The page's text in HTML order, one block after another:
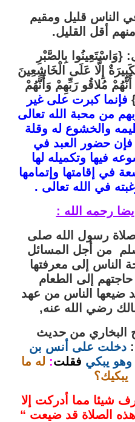
الناس قليل ومقيم
منهم أقل القليل.
{وَاسْتَعِينُوا بِالصَّبْرِ
إِلَّا عَلَى الْخَاشِعِينَ
مُلاقُو رَبِّهِمْ وَأَنَّهُمْ
فإنما كبرت على غير
من محبة الله تعالى
والخشوع له وقلة
فإن حضور العبد في
فيها وتكميله لها
في إقامتها وإتمامها
في الله تعالى .
رحمه الله :
رسول الله صلى
من أجل المسائل
الناس إلى معرفتها
إلى الطعام
ضيعها الناس من عهد
رضي الله عنه,
من حديث
دخلت على أنس بن
يبكي فقلت: له ما
يبكيك؟
شيئا مما أدركت إلا
الصلاة قد ضيعت “